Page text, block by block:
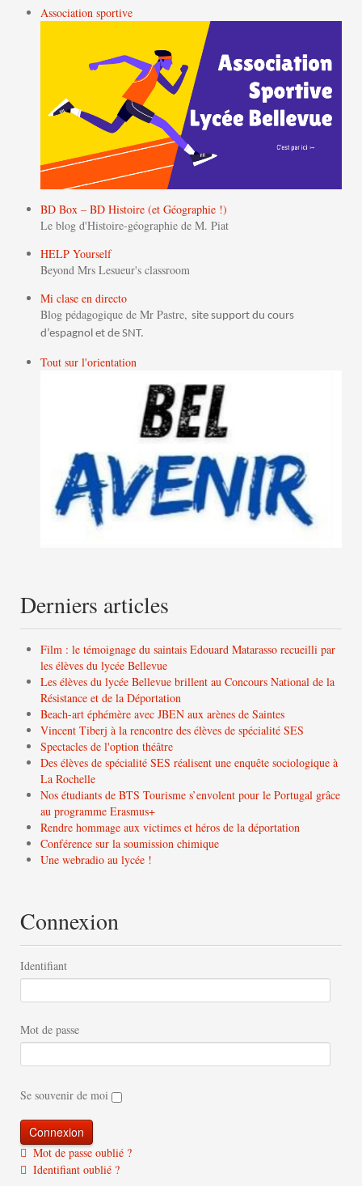
Association sportive
BD Box – BD Histoire (et Géographie !)
Le blog d'Histoire-géographie de M. Piat
HELP Yourself
Beyond Mrs Lesueur's classroom
Mi clase en directo
Blog pédagogique de Mr Pastre, site support du cours
d’espagnol et de SNT.
Tout sur l'orientation
Derniers articles
Film : le témoignage du saintais Edouard Matarasso recueilli par
les élèves du lycée Bellevue
Les élèves du lycée Bellevue brillent au Concours National de la
Résistance et de la Déportation
Beach-art éphémère avec JBEN aux arènes de Saintes
Vincent Tiberj à la rencontre des élèves de spécialité SES
Spectacles de l'option théâtre
Des élèves de spécialité SES réalisent une enquête sociologique à
La Rochelle
Nos étudiants de BTS Tourisme s’envolent pour le Portugal grâce
au programme Erasmus+
Rendre hommage aux victimes et héros de la déportation
Conférence sur la soumission chimique
Une webradio au lycée !
Connexion
Identifiant
Mot de passe
Se souvenir de moi
Mot de passe oublié ?
Identifiant oublié ?